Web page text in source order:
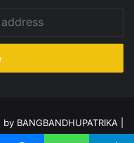
BANGBANDHUPATRIKA |